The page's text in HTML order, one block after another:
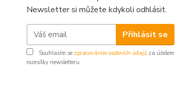
Newsletter si můžete kdykoli odhlásit.
Přihlásit se
Souhlasím se zpracováním osobních údajů za účelem
rozesílky newsletteru.